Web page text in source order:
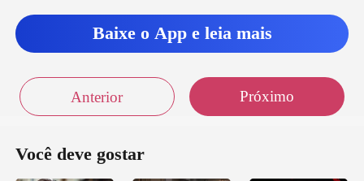
Baixe o App e leia mais
Anterior Próximo
Você deve gostar